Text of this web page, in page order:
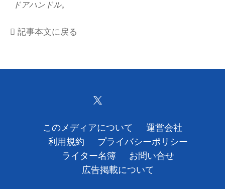
利用規約
プライバシーポリシー
広告掲載について
ドアハンドル。
記事本文に戻る
このメディアについて
運営会社
利用規約
プライバシーポリシー
ライター名簿
お問い合せ
広告掲載について